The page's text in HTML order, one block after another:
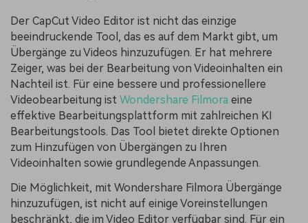
Der CapCut Video Editor ist nicht das einzige
beeindruckende Tool, das es auf dem Markt gibt, um
Übergänge zu Videos hinzuzufügen. Er hat mehrere
Zeiger, was bei der Bearbeitung von Videoinhalten ein
Nachteil ist. Für eine bessere und professionellere
Videobearbeitung ist Wondershare Filmora eine
effektive Bearbeitungsplattform mit zahlreichen KI
Bearbeitungstools. Das Tool bietet direkte Optionen
zum Hinzufügen von Übergängen zu Ihren
Videoinhalten sowie grundlegende Anpassungen.
Die Möglichkeit, mit Wondershare Filmora Übergänge
hinzuzufügen, ist nicht auf einige Voreinstellungen
beschränkt, die im Video Editor verfügbar sind. Für ein